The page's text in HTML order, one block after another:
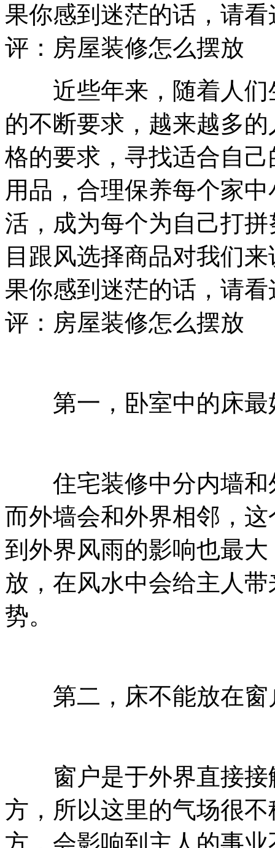
果你感到迷茫的话，请
评：房屋装修怎么摆放
近些年来，随着人们
的不断要求，越来越多
格的要求，寻找适合自
用品，合理保养每个家
活，成为每个为自己打
目跟风选择商品对我们
果你感到迷茫的话，请
评：房屋装修怎么摆放
第一，卧室中的床最
住宅装修中分内墙和
而外墙会和外界相邻，
到外界风雨的影响也最
放，在风水中会给主人
势。
第二，床不能放在窗
窗户是于外界直接接
方，所以这里的气场很
方，会影响到主人的事